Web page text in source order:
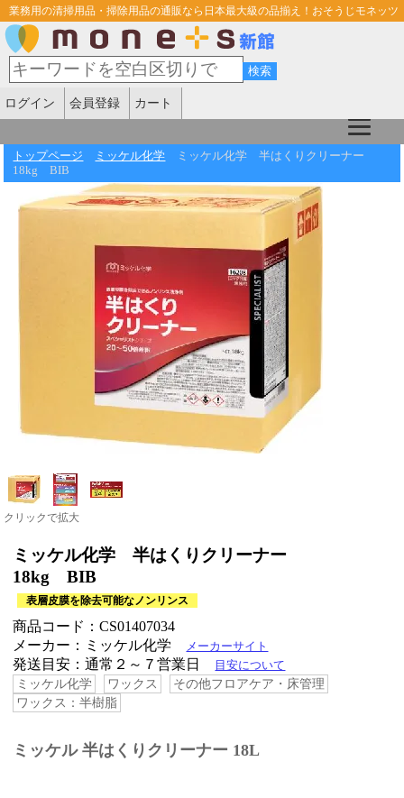
業務用の清掃用品・掃除用品の通販なら日本最大級の品揃え！おそうじモネッツ
ログイン 会員登録 カート
トップページ ミッケル化学
ミッケル化学 半はくりクリーナー
18kg BIB
クリックで拡大
ミッケル化学 半はくりクリーナー
18kg BIB
表層皮膜を除去可能なノンリンス
商品コード：CS01407034
メーカー：ミッケル化学
メーカーサイト
発送目安：通常２～７営業日 目安について
ミッケル化学 ワックス
その他フロアケア・床管理
ワックス：半樹脂
ミッケル 半はくりクリーナー 18L